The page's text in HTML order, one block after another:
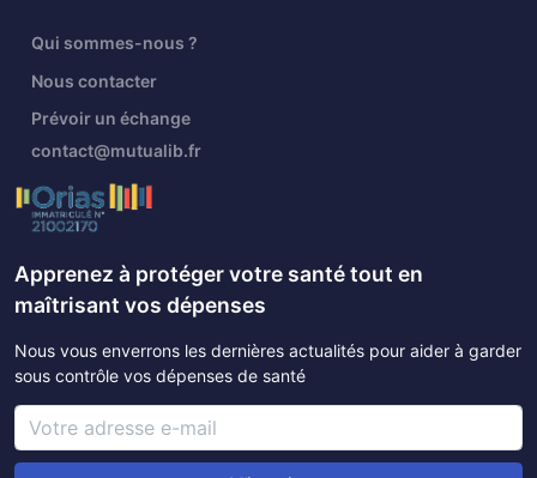
Qui sommes-nous ?
Nous contacter
Prévoir un échange
contact@mutualib.fr
Apprenez à protéger votre santé tout en
maîtrisant vos dépenses
Nous vous enverrons les dernières actualités pour aider à garder
sous contrôle vos dépenses de santé